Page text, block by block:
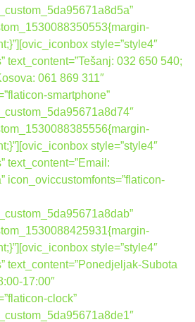
style=”style4″
text_content=”Tešanj: 032 650 540;
061 869 311″
smartphone”
style=”style4″
text_content=”Email:
icon_oviccustomfonts=”flaticon-
style=”style4″
text_content=”Ponedjeljak-Subota
17:00″
clock”